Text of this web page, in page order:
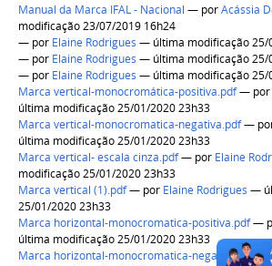
Manual da Marca IFAL - Nacional — porAcássia
modificação 23/07/2019 16h24
— por Elaine Rodrigues — última modificação 25/
— por Elaine Rodrigues — última modificação 25/
— por Elaine Rodrigues — última modificação 25/
Marca vertical-monocromática-positiva.pdf— por
última modificação 25/01/2020 23h33
Marca vertical-monocromatica-negativa.pdf—
última modificação 25/01/2020 23h33
Marca vertical- escala cinza.pdf— por Elaine
modificação 25/01/2020 23h33
Marca vertical (1).pdf— por Elaine Rodrigues —
25/01/2020 23h33
Marca horizontal-monocromatica-positiva.pdf—
última modificação 25/01/2020 23h33
Marca horizontal-monocromatica-negativa.pdf—